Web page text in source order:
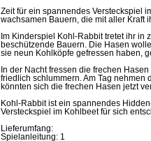
Zeit für ein spannendes Versteckspiel
wachsamen Bauern, die mit aller Kraft
Im Kinderspiel Kohl-Rabbit tretet ihr
beschützende Bauern. Die Hasen
sie neun Kohlköpfe gefressen haben,
In der Nacht fressen die frechen
friedlich schlummern. Am Tag
könnten sich die frechen Hasen jetzt
Kohl-Rabbit ist ein spannendes
Versteckspiel im Kohlbeet für sich
Lieferumfang:
Spielanleitung: 1